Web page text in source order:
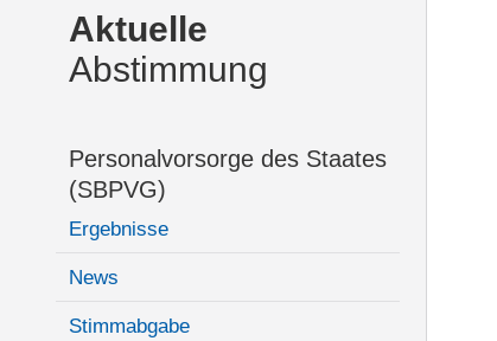
Aktuelle
Abstimmung
Personalvorsorge des Staates
(SBPVG)
Ergebnisse
News
Stimmabgabe